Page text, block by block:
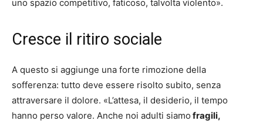
uno spazio competitivo, faticoso, talvolta violento».
Cresce il ritiro sociale
A questo si aggiunge una forte rimozione della
sofferenza: tutto deve essere risolto subito, senza
attraversare il dolore. «L’attesa, il desiderio, il tempo
hanno perso valore. Anche noi adulti siamo fragili,